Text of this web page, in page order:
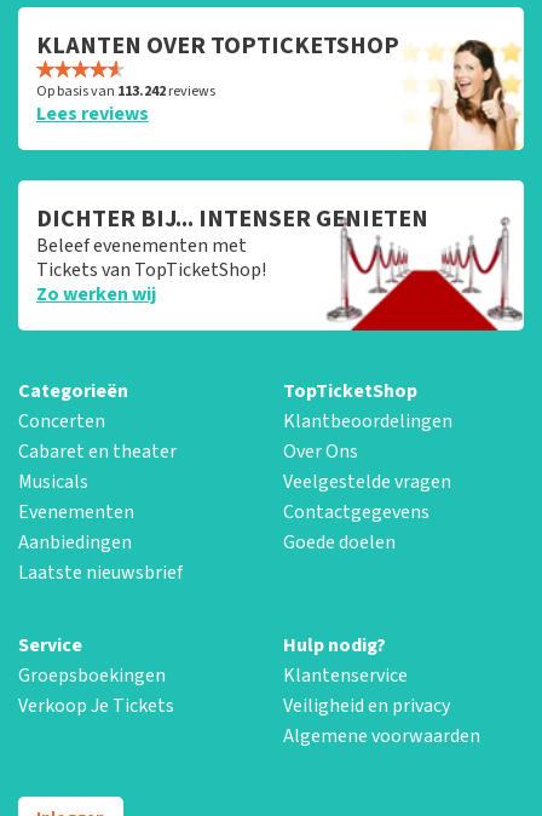
KLANTEN OVER TOPTICKETSHOP
Op basis van 113.242reviews
Lees reviews
DICHTER BIJ... INTENSER GENIETEN
Beleef evenementen met
Tickets van TopTicketShop!
Zo werken wij
Categorieën
Concerten
Cabaret en theater
Musicals
Evenementen
Aanbiedingen
Laatste nieuwsbrief
TopTicketShop
Klantbeoordelingen
Over Ons
Veelgestelde vragen
Contactgegevens
Goede doelen
Service
Groepsboekingen
Verkoop Je Tickets
Hulp nodig?
Klantenservice
Veiligheid en privacy
Algemene voorwaarden